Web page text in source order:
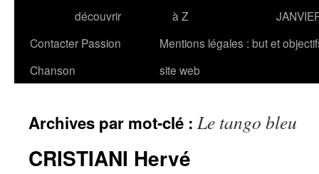
découvrir
à Z
Contacter Passion
Chanson
Mentions légales : but et
site web
Archives par mot-clé : Le tango bleu
CRISTIANI Hervé